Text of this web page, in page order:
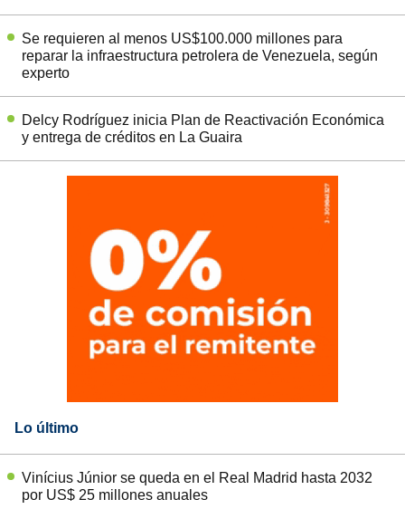
Se requieren al menos US$100.000 millones para
reparar la infraestructura petrolera de Venezuela, según
experto
Delcy Rodríguez inicia Plan de Reactivación Económica
y entrega de créditos en La Guaira
Lo último
Vinícius Júnior se queda en el Real Madrid hasta 2032
por US$ 25 millones anuales